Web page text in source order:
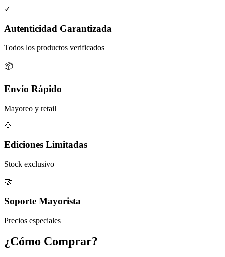
✓
Autenticidad Garantizada
Todos los productos verificados
📦
Envío Rápido
Mayoreo y retail
💎
Ediciones Limitadas
Stock exclusivo
🤝
Soporte Mayorista
Precios especiales
¿Cómo Comprar?